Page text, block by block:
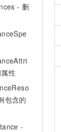
- 删
性
包含的
-